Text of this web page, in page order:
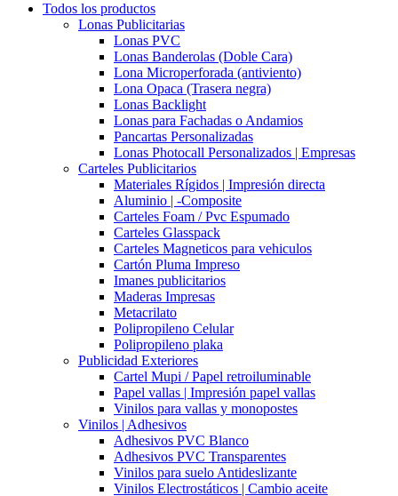
Todos los productos
Lonas Publicitarias
Lonas PVC
Lonas Banderolas (Doble Cara)
Lona Microperforada (antiviento)
Lona Opaca (Trasera negra)
Lonas Backlight
Lonas para Fachadas o Andamios
Pancartas Personalizadas
Lonas Photocall Personalizados | Empresas
Carteles Publicitarios
Materiales Rígidos | Impresión directa
Aluminio | -Composite
Carteles Foam / Pvc Espumado
Carteles Glasspack
Carteles Magneticos para vehiculos
Cartón Pluma Impreso
Imanes publicitarios
Maderas Impresas
Metacrilato
Polipropileno Celular
Polipropileno plaka
Publicidad Exteriores
Cartel Mupi / Papel retroiluminable
Papel vallas | Impresión papel vallas
Vinilos para vallas y monopostes
Vinilos | Adhesivos
Adhesivos PVC Blanco
Adhesivos PVC Transparentes
Vinilos para suelo Antideslizante
Vinilos Electrostáticos | Cambio aceite